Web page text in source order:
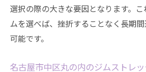
全身を効率的に鍛えるプロ
筋トレとストレッチのベス
選択の際の大きな要因となります。
ムを選べば、挫折することなく長期
可能です。
名古屋市中区丸の内のジムストレ